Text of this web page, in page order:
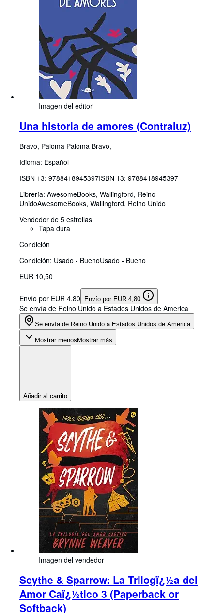
Imagen del editor
Una historia de amores (Contraluz)
Bravo, Paloma Paloma Bravo,
Idioma: Español
ISBN 13: 9788418945397ISBN 13: 9788418945397
Librería: AwesomeBooks, Wallingford, Reino
UnidoAwesomeBooks, Wallingford, Reino Unido
Vendedor de 5 estrellas
Tapa dura
Condición
Condición: Usado - BuenoUsado - Bueno
EUR 10,50
Envío por EUR 4,80 Envío por EUR 4,80
Se envía de Reino Unido a Estados Unidos de America
Se envía de Reino Unido a Estados Unidos de America
Mostrar menos Mostrar más
Añadir al carrito
Imagen del vendedor
Scythe & Sparrow: La Trilogï¿½a del
Amor Caï¿½tico 3 (Paperback or
Softback)